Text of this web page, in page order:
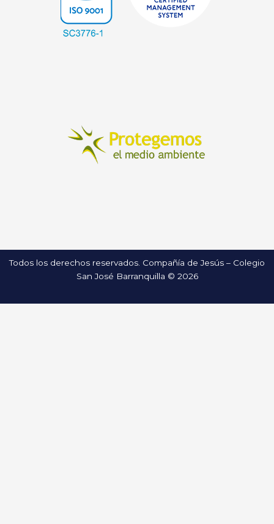
Todos los derechos reservados. Compañía de Jesús – Colegio
San José Barranquilla © 2026